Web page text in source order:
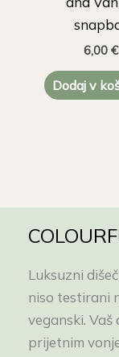
6,00 €
Dodaj v
Luksuzni
niso testirani
veganski.
prijetnim